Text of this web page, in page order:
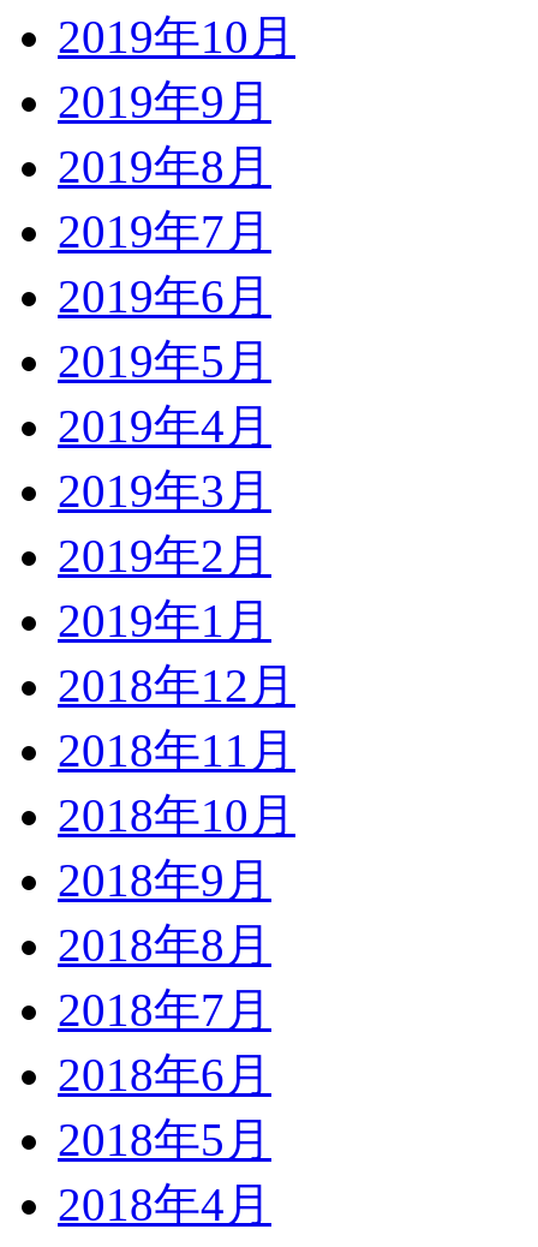
2019年10月
2019年9月
2019年8月
2019年7月
2019年6月
2019年5月
2019年4月
2019年3月
2019年2月
2019年1月
2018年12月
2018年11月
2018年10月
2018年9月
2018年8月
2018年7月
2018年6月
2018年5月
2018年4月